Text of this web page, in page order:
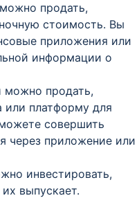
продать,
стоимость. Вы
приложения или
информации о
можно продать,
или платформу для
совершить
через приложение или
инвестировать,
выпускает.